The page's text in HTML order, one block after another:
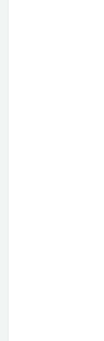
می‌شود که با
و صدف نیز تماس
و برای کاهش
غذایی یا ورزشی،
ترکیب هفت منبع
وجود دارد؟